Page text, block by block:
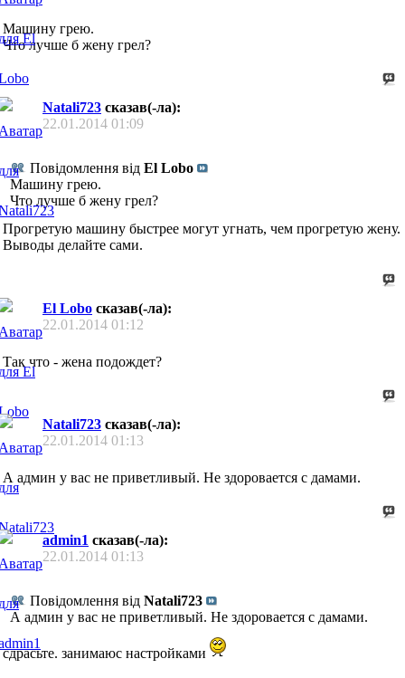
Машину грею.
Что лучше б жену грел?
Natali723 сказав(-ла):
22.01.2014 01:09
Повідомлення від El Lobo
Машину грею.
Что лучше б жену грел?
Прогретую машину быстрее могут угнать, чем прогретую жену.
Выводы делайте сами.
El Lobo сказав(-ла):
22.01.2014 01:12
Так что - жена подождет?
Natali723 сказав(-ла):
22.01.2014 01:13
А админ у вас не приветливый. Не здоровается с дамами.
admin1 сказав(-ла):
22.01.2014 01:13
Повідомлення від Natali723
А админ у вас не приветливый. Не здоровается с дамами.
сдрасьте. занимаюс настройками